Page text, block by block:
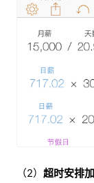
（2） 超时安排加